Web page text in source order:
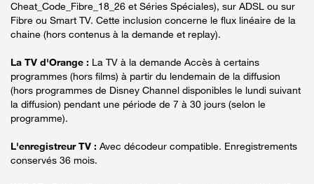
Cheat_Code_Fibre_18_26 et Séries Spéciales), sur ADSL ou sur
Fibre ou Smart TV. Cette inclusion concerne le flux linéaire de la
chaine (hors contenus à la demande et replay).
La TV d'Orange : La TV à la demande Accès à certains
programmes (hors films) à partir du lendemain de la diffusion
(hors programmes de Disney Channel disponibles le lundi suivant
la diffusion) pendant une période de 7 à 30 jours (selon le
programme).
L'enregistreur TV : Avec décodeur compatible. Enregistrements
conservés 36 mois.